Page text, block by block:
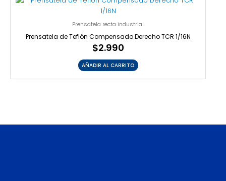
Prensatela recta industrial
Prensatela de Teflón Compensado Derecho TCR 1/16N
$2.990
AÑADIR AL CARRITO